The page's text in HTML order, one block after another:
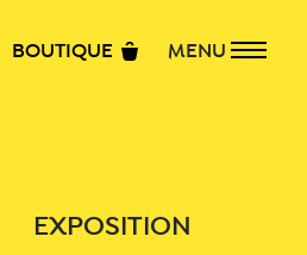
BOUTIQUE MENU
EXPOSITION